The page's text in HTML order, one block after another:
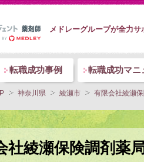
メドレーグループが全力サ
転職成功事例 転職成功マニ
神奈川県 綾瀬市 有限会社綾瀬
社綾瀬保険調剤薬